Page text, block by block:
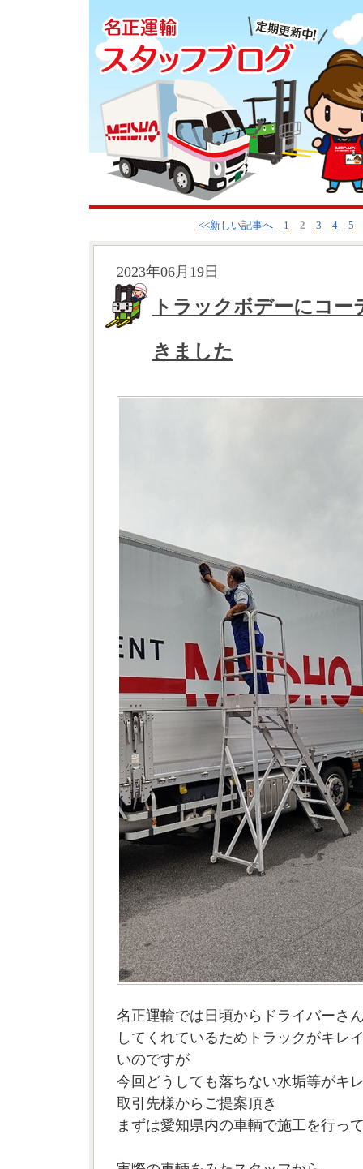
<<新しい記事へ 1 2 3 4 5
2023年06月19日
トラックボデーにコ
きました
名正運輸では日頃からドライバーさ
してくれているためトラックがキレ
いのですが
今回どうしても落ちない水垢等がキ
取引先様からご提案頂き
まずは愛知県内の車輌で施工を行っ